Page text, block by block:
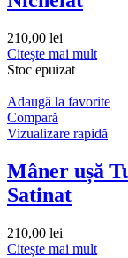
210,00 lei
Citește mai mult
Stoc epuizat
Adaugă la favorite
Compară
Vizualizare rapidă
Mâner ușă
Satinat
210,00 lei
Citește mai mult